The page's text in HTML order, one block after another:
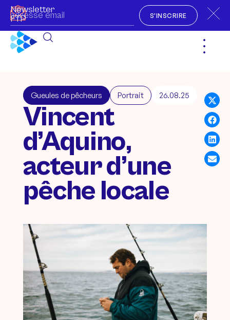
Newsletter
FTP
S'INSCRIRE
Gueules de pêcheurs Portrait 26.08.25
Vincent
d’Aquino,
acteur d’une
pêche locale